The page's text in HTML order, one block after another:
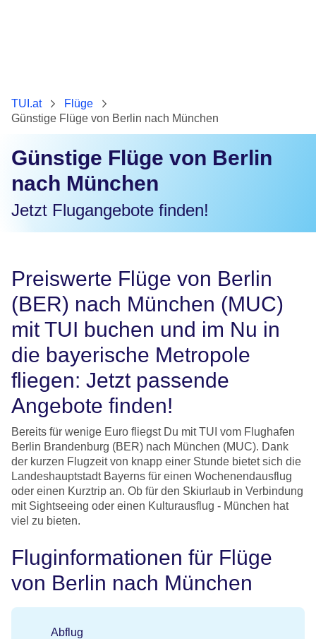
TUI.at
Flüge
Günstige Flüge von Berlin nach München
Günstige Flüge von Berlin
nach München
Jetzt Flugangebote finden!
Preiswerte Flüge von Berlin
(BER) nach München (MUC)
mit TUI buchen und im Nu in
die bayerische Metropole
fliegen: Jetzt passende
Angebote finden!
Bereits für wenige Euro fliegst Du mit TUI vom Flughafen
Berlin Brandenburg (BER) nach München (MUC). Dank
der kurzen Flugzeit von knapp einer Stunde bietet sich die
Landeshauptstadt Bayerns für einen Wochenendausflug
oder einen Kurztrip an. Ob für den Skiurlaub in Verbindung
mit Sightseeing oder einen Kulturausflug - München hat
viel zu bieten.
Fluginformationen für Flüge
von Berlin nach München
Abflug